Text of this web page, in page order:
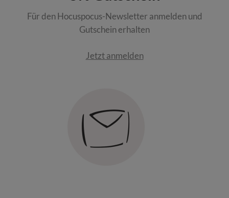
Für den Hocuspocus-Newsletter anmelden und
Gutschein erhalten
Jetzt anmelden